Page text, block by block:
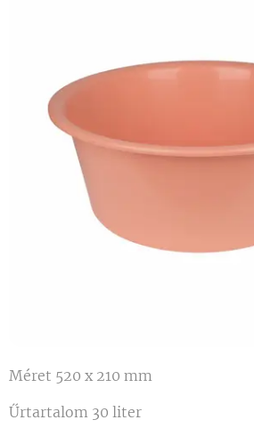
Méret 520 x 210 mm
Űrtartalom 30 liter